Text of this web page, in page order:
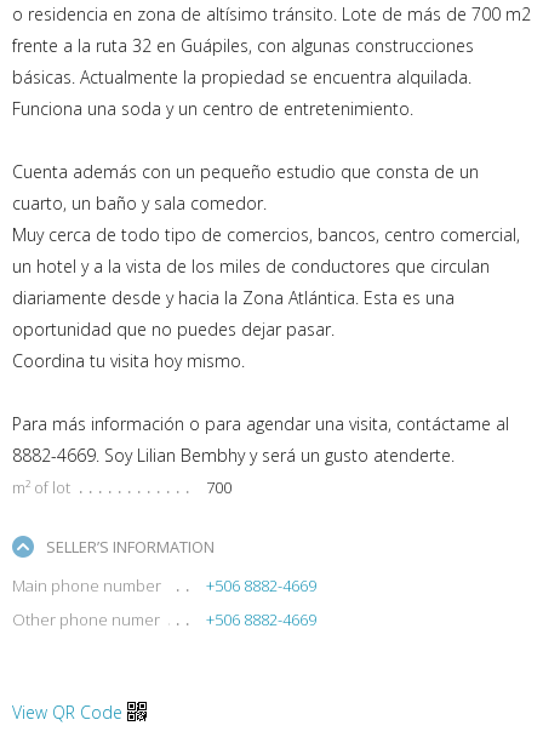
o residencia en zona de altísimo tránsito. Lote de más de 700 m2
frente a la ruta 32 en Guápiles, con algunas construcciones
básicas. Actualmente la propiedad se encuentra alquilada.
Funciona una soda y un centro de entretenimiento.
Cuenta además con un pequeño estudio que consta de un
cuarto, un baño y sala comedor.
Muy cerca de todo tipo de comercios, bancos, centro comercial,
un hotel y a la vista de los miles de conductores que circulan
diariamente desde y hacia la Zona Atlántica. Esta es una
oportunidad que no puedes dejar pasar.
Coordina tu visita hoy mismo.
Para más información o para agendar una visita, contáctame al
8882-4669. Soy Lilian Bembhy y será un gusto atenderte.
m² of lot 700
SELLER’S INFORMATION
Main phone number
+506 8882-4669
Other phone numer
+506 8882-4669
View QR Code